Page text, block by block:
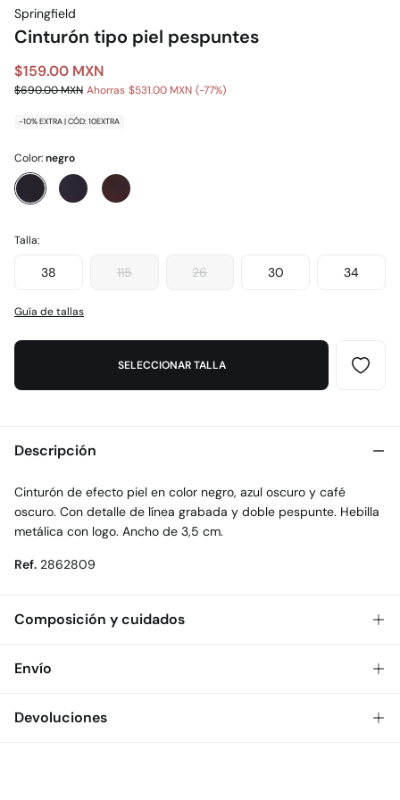
Springfield
Cinturón tipo piel pespuntes
$159.00 MXN
$690.00 MXN Ahorras $531.00 MXN 77
-10% EXTRA | CÓD: 10EXTRA
Color:negro
Talla:
38 115 26 30 34
Guía de tallas
SELECCIONAR TALLA
Descripción
Cinturón de efecto piel en color negro, azul oscuro y café
oscuro. Con detalle de línea grabada y doble pespunte. Hebilla
metálica con logo. Ancho de 3,5 cm.
Ref. 2862809
Composición y cuidados
Composición
Cuidados
Envío
Envío a tienda: 2-5 días.
Devoluciones